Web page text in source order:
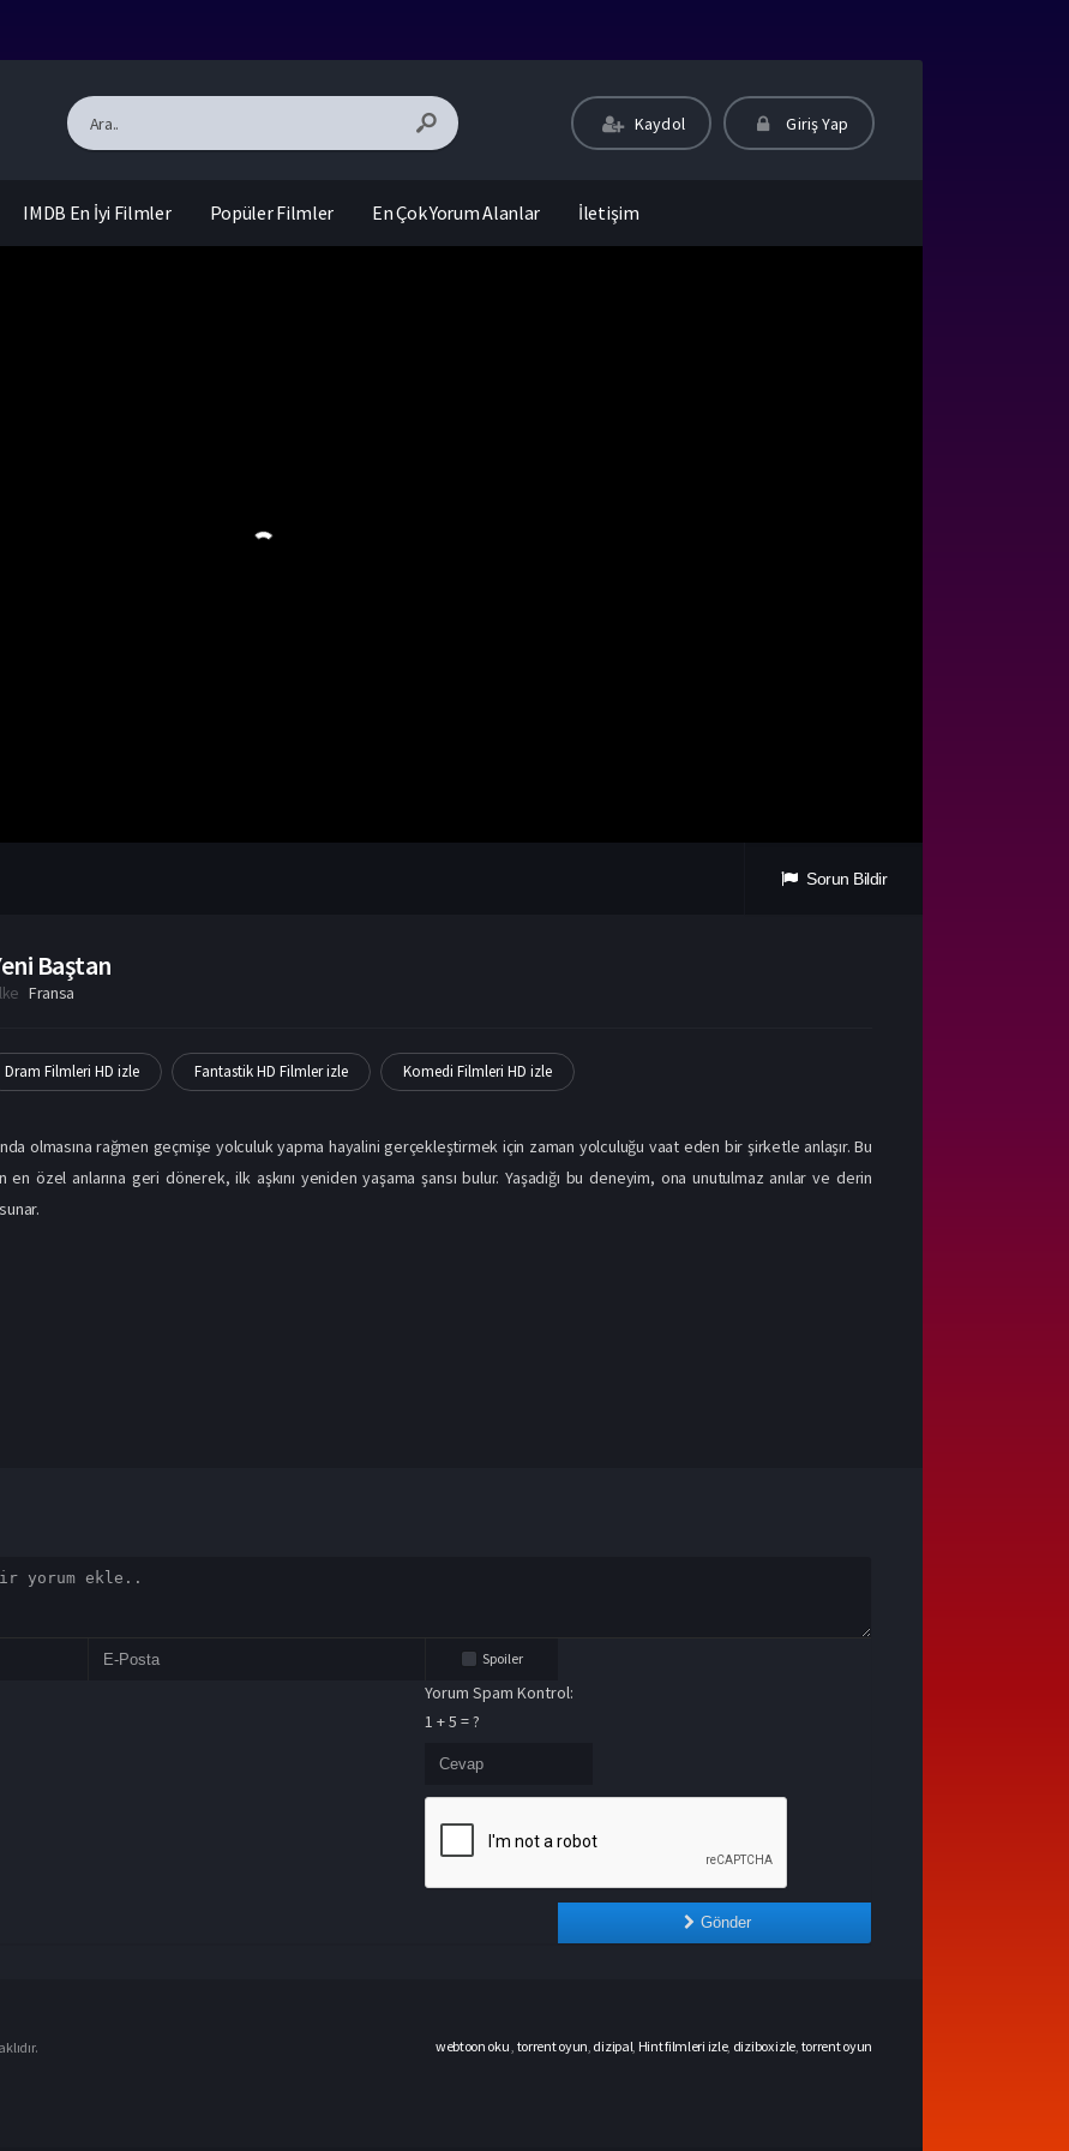
Kaydol Giriş Yap
IMDB En İyi Filmler Popüler Filmler En Çok Yorum Alanlar İletişim
Sorun Bildir
Baştan
Fransa
Dram Filmleri HD izle Fantastik HD Filmler izle Komedi Filmleri HD izle
olmasına rağmen geçmişe yolculuk yapma hayalini gerçekleştirmek için zaman yolculuğu vaat eden bir şirketle anlaşır. Bu
en özel anlarına geri dönerek, ilk aşkını yeniden yaşama şansı bulur. Yaşadığı bu deneyim, ona unutulmaz anılar ve derin
Spoiler
Yorum Spam Kontrol:
1 + 5 = ?
Gönder
webtoon oku torrent oyun dizipal Hint filmleri izle, dizibox izle torrent oyun